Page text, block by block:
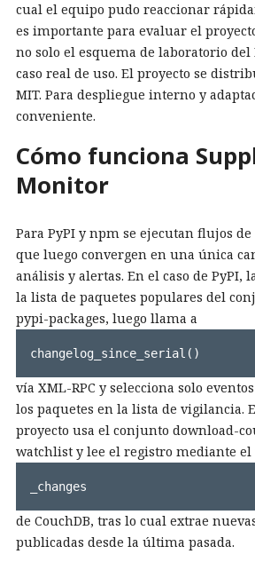
cual el equipo pudo reaccionar
es importante para evaluar el
no solo el esquema de laboratorio del
caso real de uso. El proyecto se
MIT. Para despliegue interno y
conveniente.
Cómo funciona
Monitor
Para PyPI y npm se ejecutan flujos de
que luego convergen en una única
análisis y alertas. En el caso de PyPI,
la lista de paquetes populares del
pypi-packages, luego llama a
changelog_since_serial()
vía XML-RPC y selecciona solo
los paquetes en la lista de vigilancia.
proyecto usa el conjunto download-
watchlist y lee el registro mediante
_changes
de CouchDB, tras lo cual extrae
publicadas desde la última pasada.